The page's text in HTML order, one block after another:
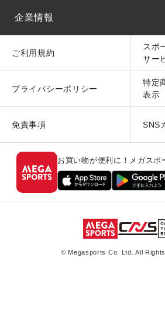
企業情報
ご利用規約
スポ
サー
プライバシーポリシー
特定
表示
免責事項 SNS
お買い物が便利に！メガスポ
© Megasports Co. Ltd. All